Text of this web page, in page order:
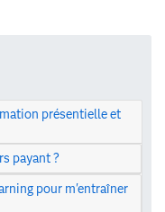
présentielle et
payant ?
pour m'entraîner